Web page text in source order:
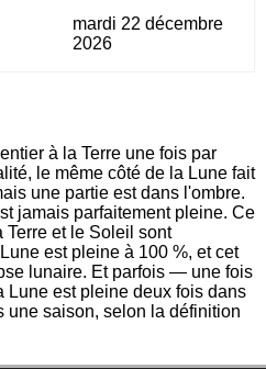
mardi 22 décembre
2026
à la Terre une fois par
le même côté de la Lune fait
une partie est dans l'ombre.
jamais parfaitement pleine. Ce
Terre et le Soleil sont
est pleine à 100 %, et cet
lunaire. Et parfois — une fois
est pleine deux fois dans
une saison, selon la définition